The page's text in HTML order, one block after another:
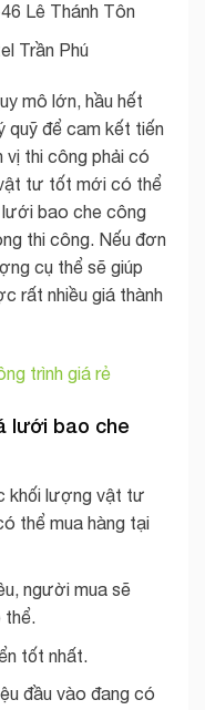
Lê Thánh Tôn
Trần Phú
mô lớn, hầu hết
quỹ để cam kết tiến
vị thi công phải có
tư tốt mới có thể
bao che công
thi công. Nếu đơn
cụ thể sẽ giúp
rất nhiều giá thành
trình giá rẻ
lưới bao che
khối lượng vật tư
thể mua hàng tại
người mua sẽ
thể.
tốt nhất.
đầu vào đang có